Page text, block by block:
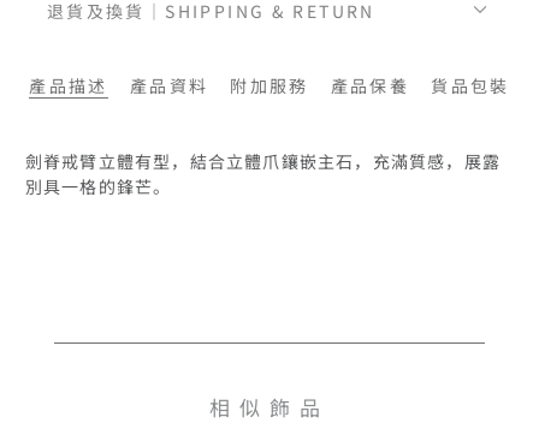
退貨及換貨｜SHIPPING & RETURN
產品描述 產品資料 附加服務 產品保養 貨品包裝
劍脊戒臂立體有型，結合立體爪鑲嵌主石，充滿質感，展露
別具一格的鋒芒。
相似飾品